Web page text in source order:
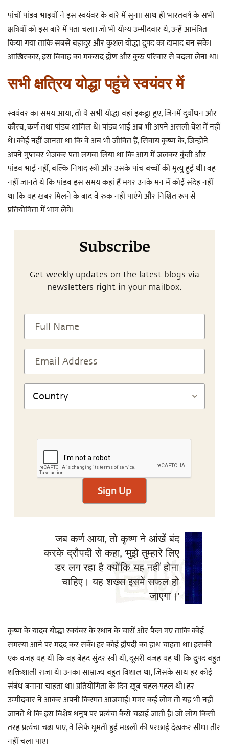
पांचों पांडव भाइयों ने इस स्वयंवर के बारे में सुना। साथ ही भारतवर्ष के सभी
क्षत्रियों को इस बारे में पता चला। जो भी योग्य उम्मीदवार थे, उन्हें आमंत्रित
किया गया ताकि सबसे बहादुर और कुशल योद्धा द्रुपद का दामाद बन सके।
आखिरकार, इस विवाह का मकसद द्रोण और कुरु परिवार से बदला लेना था।
सभी क्षत्रिय योद्धा पहुंचे स्वयंवर में
स्वयंवर का समय आया, तो ये सभी योद्धा वहां इकट्ठा हुए, जिनमें दुर्योधन और
कौरव, कर्ण तथा पांडव शामिल थे। पांडव भाई अब भी अपने असली वेश में नहीं
थे। कोई नहीं जानता था कि वे अब भी जीवित हैं, सिवाय कृष्ण के, जिन्होंने
अपने गुप्तचर भेजकर पता लगवा लिया था कि आग में जलकर कुंती और
पांडव भाई नहीं, बल्कि निषाद स्त्री और उसके पांच बच्चों की मृत्यु हुई थी। वह
नहीं जानते थे कि पांडव इस समय कहां हैं मगर उनके मन में कोई संदेह नहीं
था कि यह खबर मिलने के बाद वे रुक नहीं पाएंगे और निश्चित रूप से
प्रतियोगिता में भाग लेंगे।
Subscribe
Get weekly updates on the latest blogs via
newsletters right in your mailbox.
Sign Up
जब कर्ण आया, तो कृष्ण ने आंखें बंद
करके द्रौपदी से कहा, ‘मुझे तुम्हारे लिए
डर लग रहा है क्योंकि यह नहीं होना
चाहिए। यह शख्स इसमें सफल हो
जाएगा।’
कृष्ण के यादव योद्धा स्वयंवर के स्थान के चारों ओर फैल गए ताकि कोई
समस्या आने पर मदद कर सकें। हर कोई द्रौपदी का हाथ चाहता था। इसकी
एक वजह यह थी कि वह बेहद सुंदर स्त्री थी, दूसरी वजह यह थी कि द्रुपद बहुत
शक्तिशाली राजा थे। उनका साम्राज्य बहुत विशाल था, जिसके साथ हर कोई
संबंध बनाना चाहता था। प्रतियोगिता के दिन खूब चहल-पहल थी। हर
उम्मीदवार ने आकर अपनी किस्मत आजमाई। मगर कई लोग तो यह भी नहीं
जानते थे कि इस विशेष धनुष पर प्रत्यंचा कैसे चढ़ाई जाती है। जो लोग किसी
तरह प्रत्यंचा चढ़ा पाए, वे सिर्फ घूमती हुई मछली की परछाईं देखकर सीधा तीर
नहीं चला पाए।